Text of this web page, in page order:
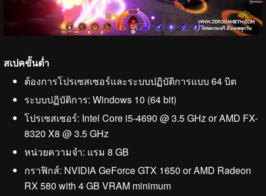
สเปคขั้นต่ำ
ต้องการโปรเซสเซอร์และระบบปฏิบัติการแบบ 64 บิต
ระบบปฏิบัติการ: Windows 10 (64 bit)
โปรเซสเซอร์: Intel Core i5-4690 @ 3.5 GHz or AMD FX-
8320 X8 @ 3.5 GHz
หน่วยความจำ: แรม 8 GB
กราฟิกส์: NVIDIA GeForce GTX 1650 or AMD Radeon
RX 580 with 4 GB VRAM minimum